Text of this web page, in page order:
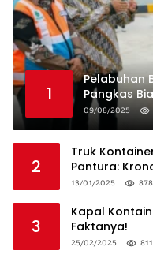
1
Pelabuhan
Pangkas
09/08/2025
2
Truk
Pantura:
13/01/2025 878
3
Kapal
Faktanya!
25/02/2025 811